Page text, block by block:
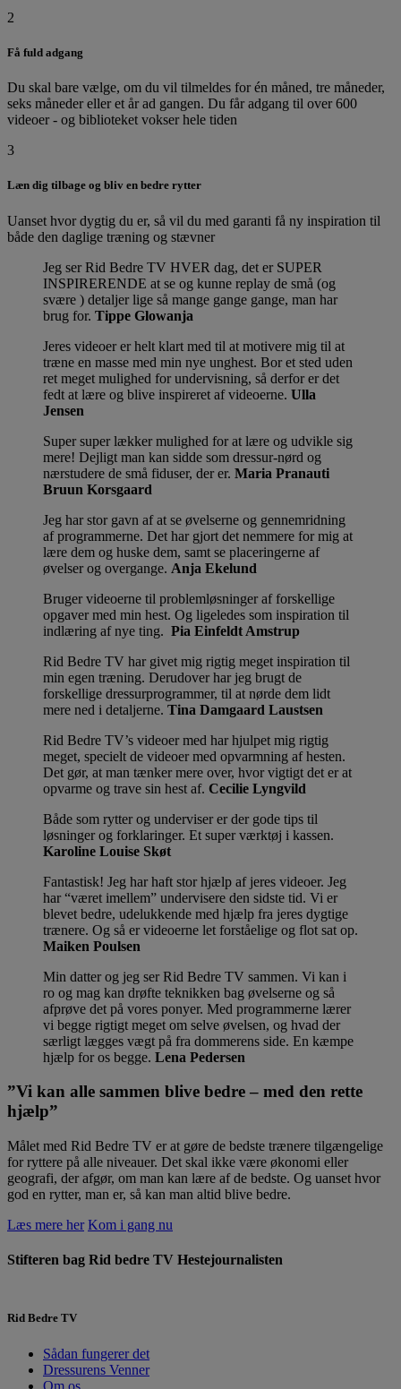
2
Få fuld adgang
Du skal bare vælge, om du vil tilmeldes for én måned, tre måneder,
seks måneder eller et år ad gangen. Du får adgang til over 600
videoer - og biblioteket vokser hele tiden
3
Læn dig tilbage og bliv en bedre rytter
Uanset hvor dygtig du er, så vil du med garanti få ny inspiration til
både den daglige træning og stævner
Jeg ser Rid Bedre TV HVER dag, det er SUPER
INSPIRERENDE at se og kunne replay de små (og
svære ) detaljer lige så mange gange gange, man har
brug for. Tippe Glowanja
Jeres videoer er helt klart med til at motivere mig til at
træne en masse med min nye unghest. Bor et sted uden
ret meget mulighed for undervisning, så derfor er det
fedt at lære og blive inspireret af videoerne. Ulla
Jensen
Super super lækker mulighed for at lære og udvikle sig
mere! Dejligt man kan sidde som dressur-nørd og
nærstudere de små fiduser, der er. Maria Pranauti
Bruun Korsgaard
Jeg har stor gavn af at se øvelserne og gennemridning
af programmerne. Det har gjort det nemmere for mig at
lære dem og huske dem, samt se placeringerne af
øvelser og overgange. Anja Ekelund
Bruger videoerne til problemløsninger af forskellige
opgaver med min hest. Og ligeledes som inspiration til
indlæring af nye ting. Pia Einfeldt Amstrup
Rid Bedre TV har givet mig rigtig meget inspiration til
min egen træning. Derudover har jeg brugt de
forskellige dressurprogrammer, til at nørde dem lidt
mere ned i detaljerne. Tina Damgaard Laustsen
Rid Bedre TV’s videoer med har hjulpet mig rigtig
meget, specielt de videoer med opvarmning af hesten.
Det gør, at man tænker mere over, hvor vigtigt det er at
opvarme og trave sin hest af. Cecilie Lyngvild
Både som rytter og underviser er der gode tips til
løsninger og forklaringer. Et super værktøj i kassen.
Karoline Louise Skøt
Fantastisk! Jeg har haft stor hjælp af jeres videoer. Jeg
har “været imellem” undervisere den sidste tid. Vi er
blevet bedre, udelukkende med hjælp fra jeres dygtige
trænere. Og så er videoerne let forståelige og flot sat op.
Maiken Poulsen
Min datter og jeg ser Rid Bedre TV sammen. Vi kan i
ro og mag kan drøfte teknikken bag øvelserne og så
afprøve det på vores ponyer. Med programmerne lærer
vi begge rigtigt meget om selve øvelsen, og hvad der
særligt lægges vægt på fra dommerens side. En kæmpe
hjælp for os begge. Lena Pedersen
”Vi kan alle sammen blive bedre – med den rette
hjælp”
Målet med Rid Bedre TV er at gøre de bedste trænere tilgængelige
for ryttere på alle niveauer. Det skal ikke være økonomi eller
geografi, der afgør, om man kan lære af de bedste. Og uanset hvor
god en rytter, man er, så kan man altid blive bedre.
Læs mere her Kom i gang nu
Stifteren bag Rid bedre TV Hestejournalisten
Rid Bedre TV
Sådan fungerer det
Dressurens Venner
Om os